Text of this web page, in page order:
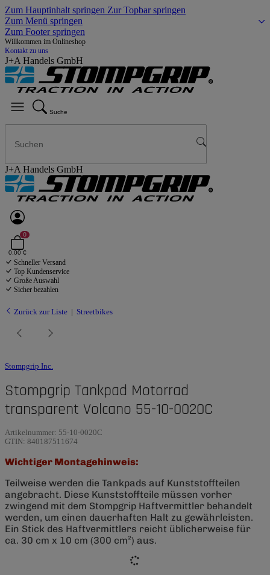
Zum Hauptinhalt springen Zur Topbar springen
Zum Menü springen
Zum Footer springen
Willkommen im Onlineshop
Kontakt zu uns
J+A Handels GmbH
Suche
J+A Handels GmbH
0
0,00 €
Schneller Versand
Top Kundenservice
Große Auswahl
Sicher bezahlen
Zurück zur Liste Streetbikes
Stompgrip Inc.
Stompgrip Tankpad Motorrad
transparent Volcano 55-10-0020C
Artikelnummer: 55-10-0020C
GTIN: 840187511674
Wichtiger Montagehinweis:
Teilweise werden die Tankpads auf Kunststoffteilen
angebracht. Diese Kunststoffteile müssen vorher
zwingend mit dem Stompgrip Haftvermittler behandelt
werden, um einen dauerhaften Halt zu gewährleisten.
Ein Stick des Haftvermittlers reicht üblicherweise für
ca. 30 cm x 10 cm (300 cm²) aus.